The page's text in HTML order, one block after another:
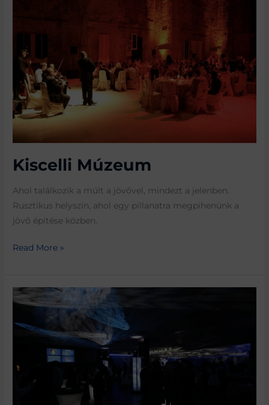
Kiscelli Múzeum
Ahol találkozik a múlt a jövővel, mindezt a jelenben.
Rusztikus helyszín, ahol egy pillanatra megpihenünk a
jövő építése közben.
Read More »
Larus
Étterem